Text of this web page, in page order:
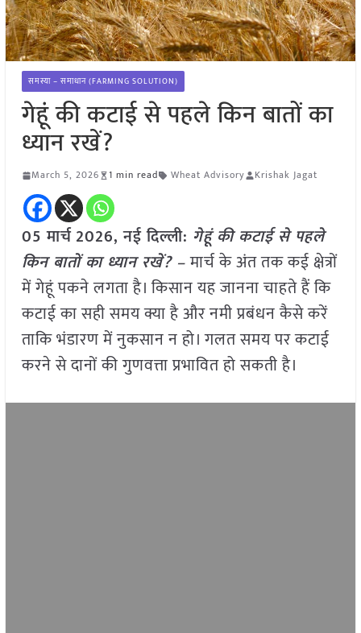
समस्या – समाधान (FARMING SOLUTION)
गेहूं की कटाई से पहले किन बातों का
ध्यान रखें?
March 5, 2026 1 min read Wheat Advisory Krishak Jagat
05 मार्च2026, नई दिल्ली: गेहूं की कटाई से पहले
किन बातों का ध्यान रखें? –मार्च के अंत तक कई क्षेत्रों
में गेहूं पकने लगता है। किसान यह जानना चाहते हैं कि
कटाई का सही समय क्या है और नमी प्रबंधन कैसे करें
ताकि भंडारण में नुकसान न हो। गलत समय पर कटाई
करने से दानों की गुणवत्ता प्रभावित हो सकती है।